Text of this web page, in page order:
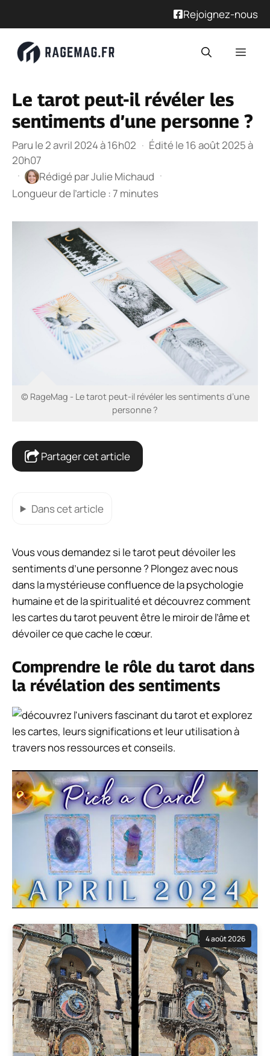
Rejoignez-nous
Le tarot peut-il révéler les
sentiments d’une personne ?
Paru le 2 avril 2024 à 16h02 · Édité le 16 août 2025 à
20h07
·
Rédigé parJulie Michaud ·
Longueur de l’article : 7 minutes
© RageMag - Le tarot peut-il révéler les sentiments d’une
personne ?
Partager cet article
Dans cet article
Vous vous demandez si le tarot peut dévoiler les
sentiments d’une personne ? Plongez avec nous
dans la mystérieuse confluence de la psychologie
humaine et de la spiritualité et découvrez comment
les cartes du tarot peuvent être le miroir de l’âme et
dévoiler ce que cache le cœur.
Comprendre le rôle du tarot dans
la révélation des sentiments
4 août 2026